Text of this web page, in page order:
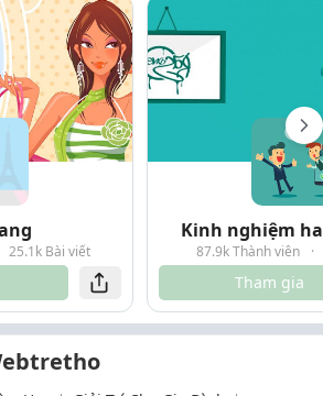
25.1k Bài viết
Kinh nghiệm
87.9k Thành viên ·
Tham gia